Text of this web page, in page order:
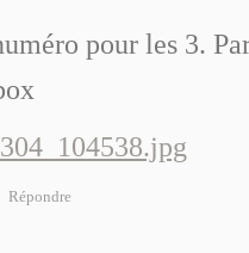
pour les 3.
Répondre